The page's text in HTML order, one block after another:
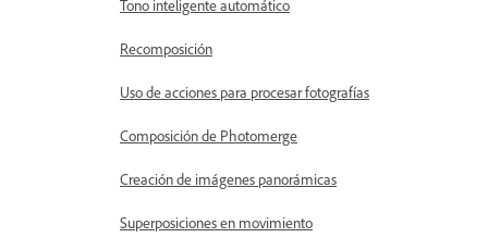
Tono inteligente automático
Recomposición
Uso de acciones para procesar fotografías
Composición de Photomerge
Creación de imágenes panorámicas
Superposiciones en movimiento